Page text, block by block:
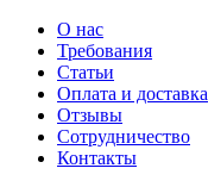
О нас
Требования
Статьи
Оплата и доставка
Отзывы
Сотрудничество
Контакты